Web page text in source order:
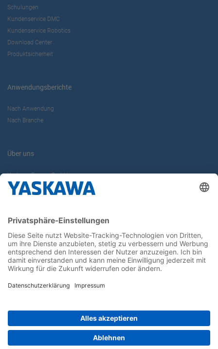
Schulungen
Kundenservice DMC
Kundenservice Robotics
Download Center
Produktsicherheit
Anwendungsberichte
Nach Anwendung
Nach Branche
Über uns
Yaskawa Europe GmbH
Karriere
Newsletter
Follow us on...